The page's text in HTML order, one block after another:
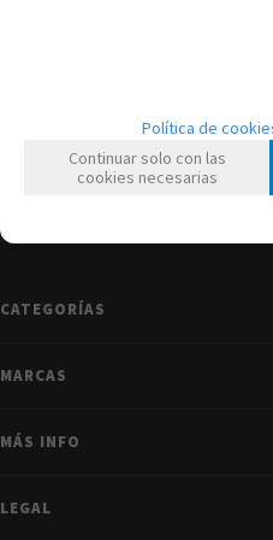
CATEGORÍAS
MARCAS
MÁS INFO
LEGAL
Política de
Continuar solo con las
cookies necesarias